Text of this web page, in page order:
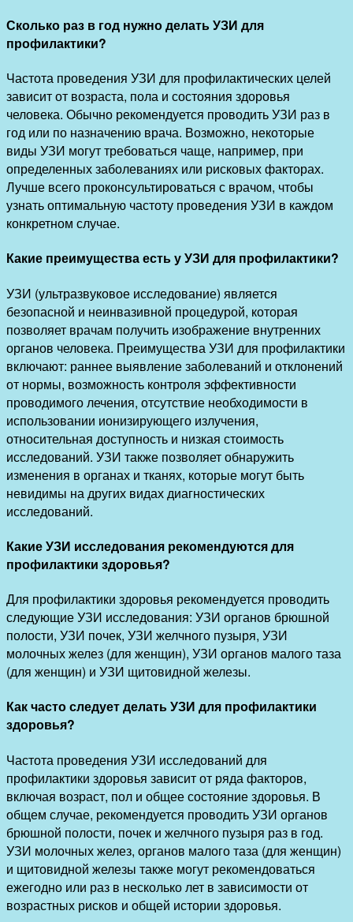
Сколько раз в год нужно делать УЗИ для
профилактики?
Частота проведения УЗИ для профилактических целей
зависит от возраста, пола и состояния здоровья
человека. Обычно рекомендуется проводить УЗИ раз в
год или по назначению врача. Возможно, некоторые
виды УЗИ могут требоваться чаще, например, при
определенных заболеваниях или рисковых факторах.
Лучше всего проконсультироваться с врачом, чтобы
узнать оптимальную частоту проведения УЗИ в каждом
конкретном случае.
Какие преимущества есть у УЗИ для профилактики?
УЗИ (ультразвуковое исследование) является
безопасной и неинвазивной процедурой, которая
позволяет врачам получить изображение внутренних
органов человека. Преимущества УЗИ для профилактики
включают: раннее выявление заболеваний и отклонений
от нормы, возможность контроля эффективности
проводимого лечения, отсутствие необходимости в
использовании ионизирующего излучения,
относительная доступность и низкая стоимость
исследований. УЗИ также позволяет обнаружить
изменения в органах и тканях, которые могут быть
невидимы на других видах диагностических
исследований.
Какие УЗИ исследования рекомендуются для
профилактики здоровья?
Для профилактики здоровья рекомендуется проводить
следующие УЗИ исследования: УЗИ органов брюшной
полости, УЗИ почек, УЗИ желчного пузыря, УЗИ
молочных желез (для женщин), УЗИ органов малого таза
(для женщин) и УЗИ щитовидной железы.
Как часто следует делать УЗИ для профилактики
здоровья?
Частота проведения УЗИ исследований для
профилактики здоровья зависит от ряда факторов,
включая возраст, пол и общее состояние здоровья. В
общем случае, рекомендуется проводить УЗИ органов
брюшной полости, почек и желчного пузыря раз в год.
УЗИ молочных желез, органов малого таза (для женщин)
и щитовидной железы также могут рекомендоваться
ежегодно или раз в несколько лет в зависимости от
возрастных рисков и общей истории здоровья.